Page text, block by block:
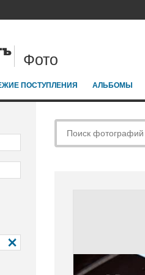
Фото
ПОСТУПЛЕНИЯ АЛЬБОМЫ